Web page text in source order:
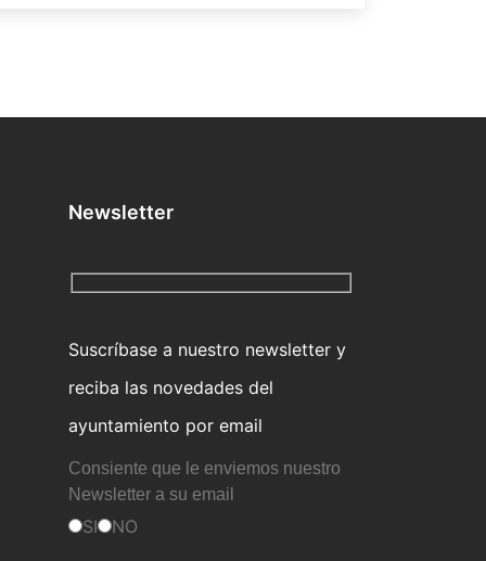
Newsletter
Suscríbase a nuestro newsletter y
reciba las novedades del
ayuntamiento por email
Consiente que le enviemos nuestro
Newsletter a su email
SI NO